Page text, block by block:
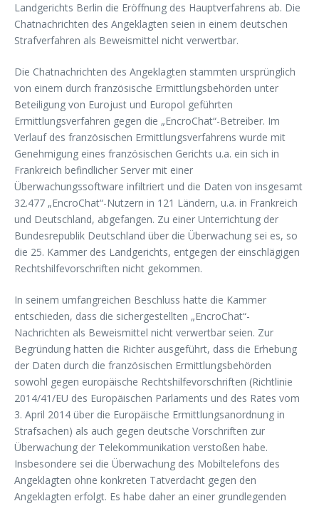
Landgerichts Berlin die Eröffnung des Hauptverfahrens ab. Die
Chatnachrichten des Angeklagten seien in einem deutschen
Strafverfahren als Beweismittel nicht verwertbar.
Die Chatnachrichten des Angeklagten stammten ursprünglich
von einem durch französische Ermittlungsbehörden unter
Beteiligung von Eurojust und Europol geführten
Ermittlungsverfahren gegen die „EncroChat“-Betreiber. Im
Verlauf des französischen Ermittlungsverfahrens wurde mit
Genehmigung eines französischen Gerichts u.a. ein sich in
Frankreich befindlicher Server mit einer
Überwachungssoftware infiltriert und die Daten von insgesamt
32.477 „EncroChat“-Nutzern in 121 Ländern, u.a. in Frankreich
und Deutschland, abgefangen. Zu einer Unterrichtung der
Bundesrepublik Deutschland über die Überwachung sei es, so
die 25. Kammer des Landgerichts, entgegen der einschlägigen
Rechtshilfevorschriften nicht gekommen.
In seinem umfangreichen Beschluss hatte die Kammer
entschieden, dass die sichergestellten „EncroChat“-
Nachrichten als Beweismittel nicht verwertbar seien. Zur
Begründung hatten die Richter ausgeführt, dass die Erhebung
der Daten durch die französischen Ermittlungsbehörden
sowohl gegen europäische Rechtshilfevorschriften (Richtlinie
2014/41/EU des Europäischen Parlaments und des Rates vom
3. April 2014 über die Europäische Ermittlungsanordnung in
Strafsachen) als auch gegen deutsche Vorschriften zur
Überwachung der Telekommunikation verstoßen habe.
Insbesondere sei die Überwachung des Mobiltelefons des
Angeklagten ohne konkreten Tatverdacht gegen den
Angeklagten erfolgt. Es habe daher an einer grundlegenden